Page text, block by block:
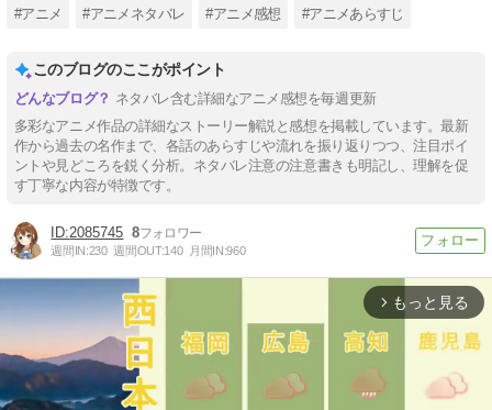
#アニメ #アニメネタバレ #アニメ感想 #アニメあらすじ
このブログのここがポイント
ネタバレ含む詳細なアニメ感想を毎週更新
多彩なアニメ作品の詳細なストーリー解説と感想を掲載しています。最新
作から過去の名作まで、各話のあらすじや流れを振り返りつつ、注目ポイ
ントや見どころを鋭く分析。ネタバレ注意の注意書きも明記し、理解を促
す丁寧な内容が特徴です。
2085745 8
週間IN:230 週間OUT:140 月間IN:960
arrow_forward_ios もっと見る